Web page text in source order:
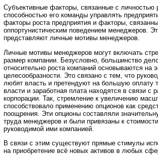
Субъективные факторы, связанные с личностью
способностью его команды управлять
факторы роста предприятия и факторы,
оппортунистическим поведением менеджеров.
представляют личные мотивы менеджеров.
Личные мотивы менеджеров могут включать
размер компании. Безусловно, большинство
относительно роста компаний основываются на
целесообразности. Это связано с тем, что
любят власть и претендуют на большую оплату
власти и заработная плата находятся в связи с
корпорации. Так, стремление к увеличению
способствовало применению опционов как
поощрения. Эти опционы составляли
труда менеджеров и были привязаны к
руководимой ими компанией.
В связи с этим существуют прямые стимулы
на приобретение всё новых активов в любых